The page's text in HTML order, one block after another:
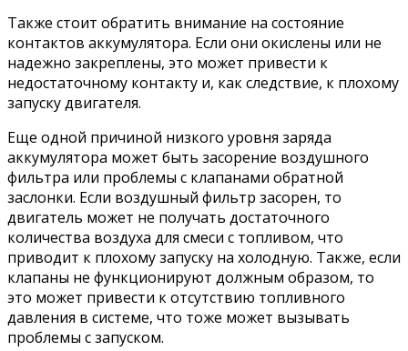
Также стоит обратить внимание на состояние
контактов аккумулятора. Если они окислены или не
надежно закреплены, это может привести к
недостаточному контакту и, как следствие, к плохому
запуску двигателя.
Еще одной причиной низкого уровня заряда
аккумулятора может быть засорение воздушного
фильтра или проблемы с клапанами обратной
заслонки. Если воздушный фильтр засорен, то
двигатель может не получать достаточного
количества воздуха для смеси с топливом, что
приводит к плохому запуску на холодную. Также, если
клапаны не функционируют должным образом, то
это может привести к отсутствию топливного
давления в системе, что тоже может вызывать
проблемы с запуском.